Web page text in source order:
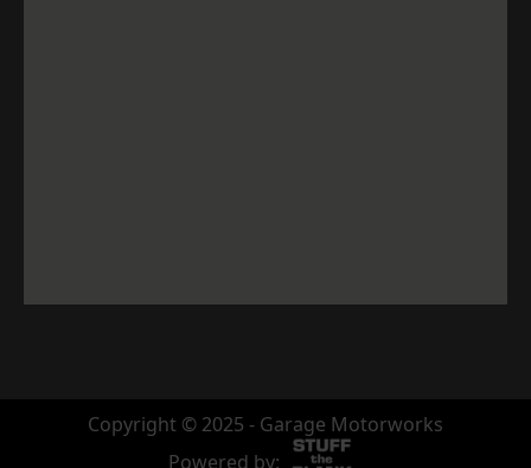
Copyright © 2025 - Garage Motorworks
Powered by: